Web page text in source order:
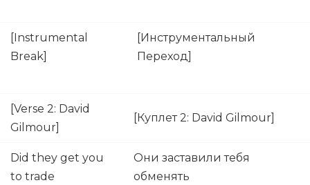
[Instrumental
Break]
[Инструментальный
Переход]
[Verse 2: David
Gilmour]
[Куплет 2: David Gilmour]
Did they get you
to trade
Они заставили тебя
обменять